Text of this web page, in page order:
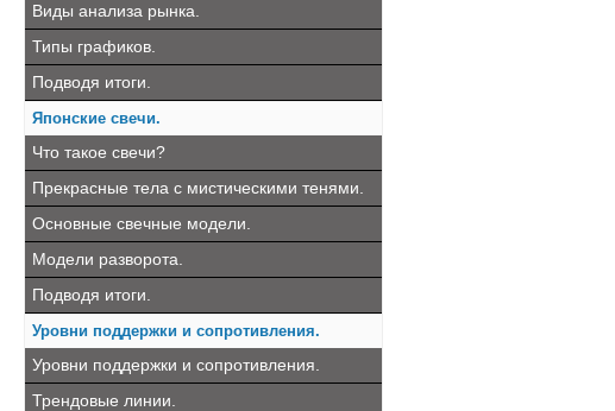
Виды анализа рынка.
Типы графиков.
Подводя итоги.
Японские свечи.
Что такое свечи?
Прекрасные тела с мистическими тенями.
Основные свечные модели.
Модели разворота.
Подводя итоги.
Уровни поддержки и сопротивления.
Уровни поддержки и сопротивления.
Трендовые линии.